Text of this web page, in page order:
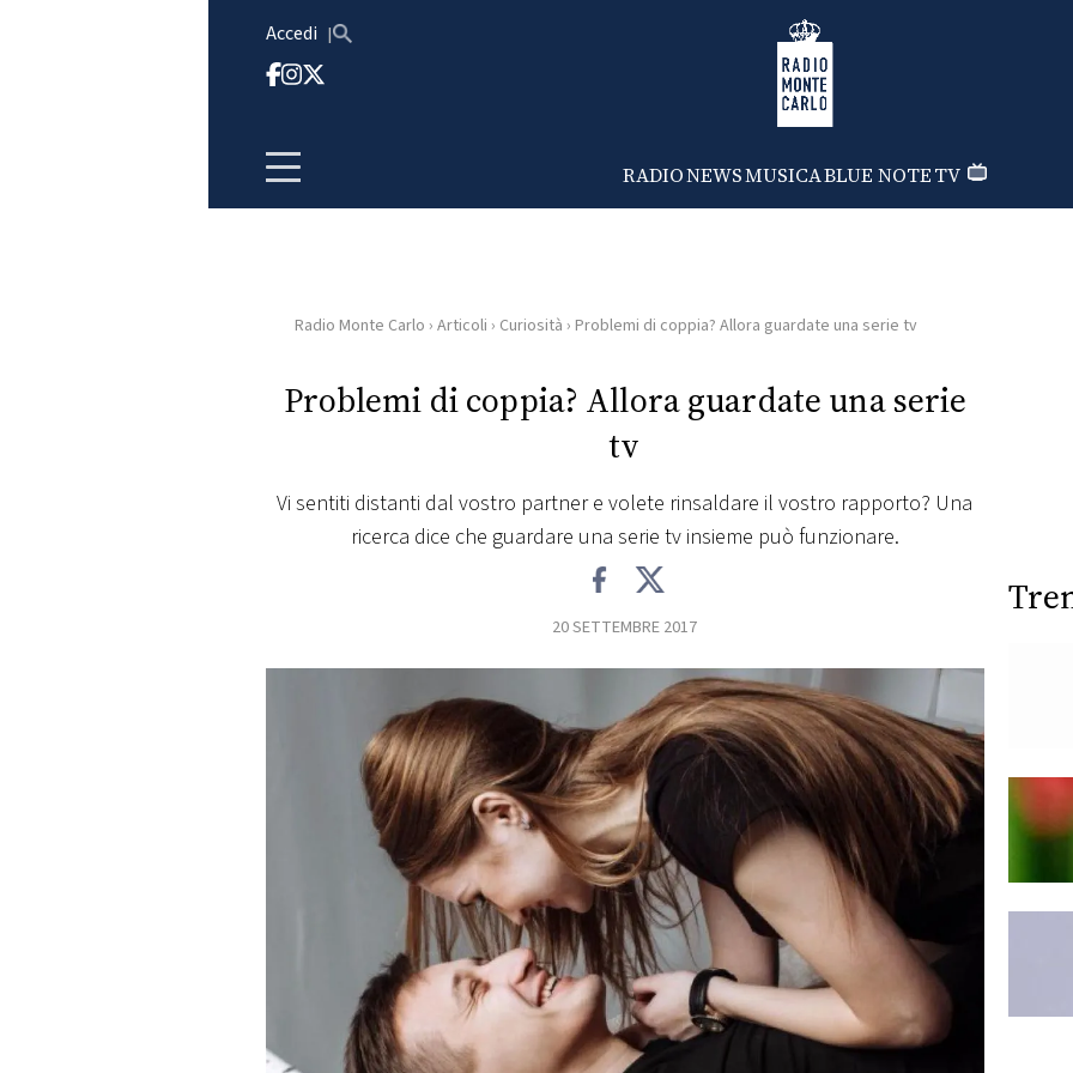
Accedi Radio Monte Carlo
RADIONEWSMUSICABLUE NOTETV
HOME
RADIO
RADIO
CONCORSI
PRINCIPATO
Radio Monte Carlo › Articoli › Curiosità › Problemi di coppia? Allora guardate una serie tv
Problemi di coppia? Allora guardate una serie
tv
Vi sentiti distanti dal vostro partner e volete rinsaldare il vostro rapporto? Una
ricerca dice che guardare una serie tv insieme può funzionare.
20 SETTEMBRE 2017